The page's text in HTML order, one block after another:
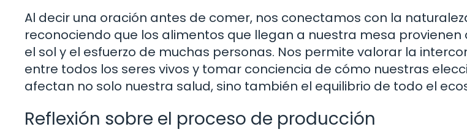
Al decir una oración antes de comer, nos conectamos con la
reconociendo que los alimentos que llegan a nuestra mesa provienen
el sol y el esfuerzo de muchas personas. Nos permite valorar la
entre todos los seres vivos y tomar conciencia de cómo nuestras
afectan no solo nuestra salud, sino también el equilibrio de todo el
Reflexión sobre el proceso de producción